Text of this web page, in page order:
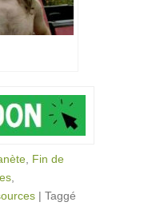
Fin de
| Taggé